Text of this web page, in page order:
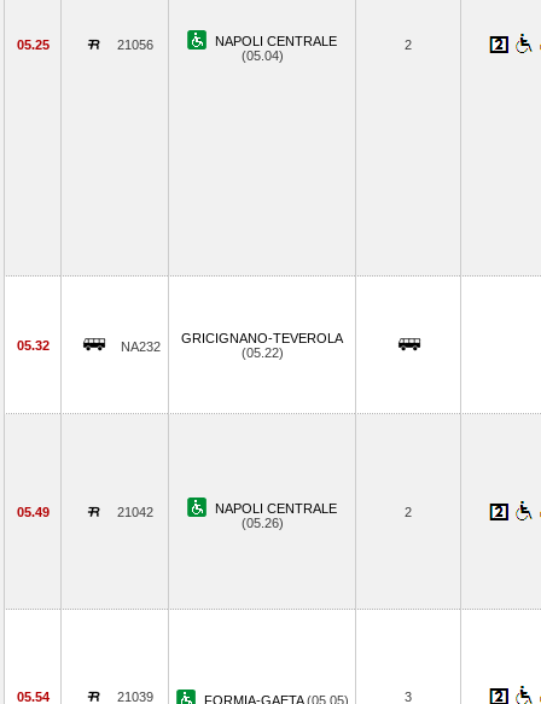
05.25 21056
NAPOLI CENTRALE
(05.04)
2
05.32 NA232
GRICIGNANO-TEVEROLA
(05.22)
05.49 21042
NAPOLI CENTRALE
(05.26)
2
05.54 21039 FORMIA-GAETA(05.05) 3